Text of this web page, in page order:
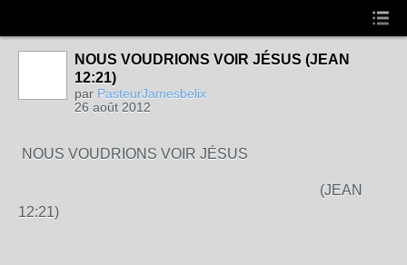
NOUS VOUDRIONS VOIR JÉSUS (JEAN
12:21)
par PasteurJamesbelix
26 août 2012
NOUS VOUDRIONS VOIR JÉSUS
(JEAN
12:21)